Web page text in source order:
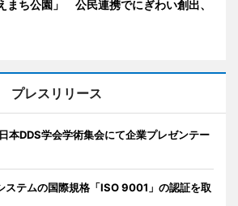
まち公園」 公民連携でにぎわい創出、
プレスリリース
本DDS学会学術集会にて企業プレゼンテー
ステムの国際規格「ISO 9001」の認証を取